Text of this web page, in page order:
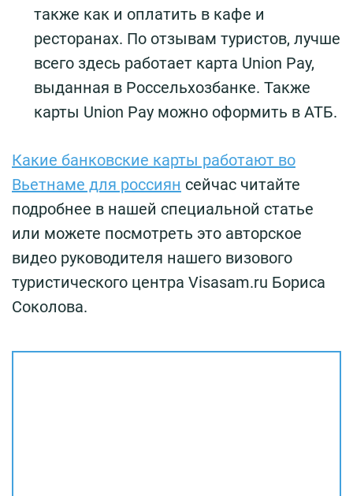
также как и оплатить в кафе и
ресторанах. По отзывам туристов, лучше
всего здесь работает карта Union Pay,
выданная в Россельхозбанке. Также
карты Union Pay можно оформить в АТБ.
Какие банковские карты работают во
Вьетнаме для россиян сейчас читайте
подробнее в нашей специальной статье
или можете посмотреть это авторское
видео руководителя нашего визового
туристического центра Visasam.ru Бориса
Соколова.